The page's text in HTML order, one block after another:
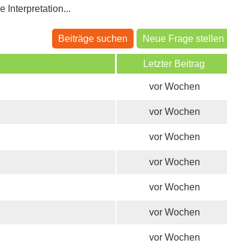
Interpretation...
Neue Frage stellen
Beiträge suchen
Letzter Beitrag
vor Wochen
vor Wochen
vor Wochen
vor Wochen
vor Wochen
vor Wochen
vor Wochen